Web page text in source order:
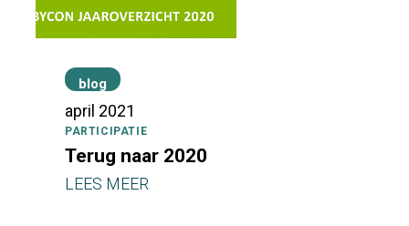
blog
april 2021
PARTICIPATIE
Terug naar 2020
LEES MEER